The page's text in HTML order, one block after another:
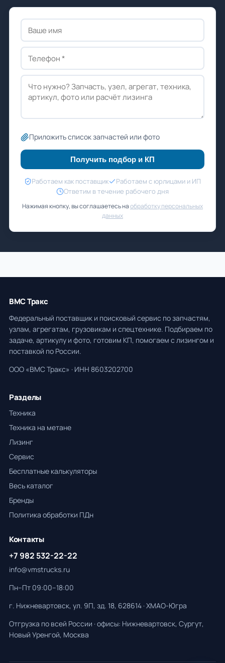
Приложить список запчастей или фото
Получить подбор и КП
Работаем как поставщик
Работаем с юрлицами и ИП
Ответим в течение рабочего дня
Нажимая кнопку, вы соглашаетесь наобработку персональных
данных
ВМС Тракс
Федеральный поставщик и поисковый сервис по запчастям,
узлам, агрегатам, грузовикам и спецтехнике. Подбираем по
задаче, артикулу и фото, готовим КП, помогаем с лизингом и
поставкой по России.
ООО «ВМС Тракс» · ИНН 8603202700
Разделы
Техника
Техника на метане
Лизинг
Сервис
Бесплатные калькуляторы
Весь каталог
Бренды
Политика обработки ПДн
Контакты
+7 982 532-22-22
info@vmstrucks.ru
Пн–Пт 09:00–18:00
г. Нижневартовск, ул. 9П, зд. 18, 628614 · ХМАО-Югра
Отгрузка по всей России · офисы: Нижневартовск, Сургут,
Новый Уренгой, Москва